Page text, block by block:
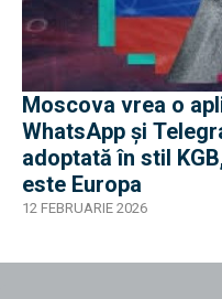
Moscova vrea o
WhatsApp și
adoptată în stil
este Europa
12 FEBRUARIE 2026